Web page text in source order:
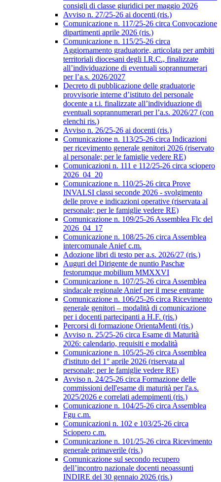
consigli di classe giuridici per maggio 2026
Avviso n. 27/25-26 ai docenti (ris.)
Comunicazione n. 117/25-26 circa Convocazione
dipartimenti aprile 2026 (ris.)
Comunicazione n. 115/25-26 circa
Aggiornamento graduatorie, articolata per ambiti
territoriali diocesani degli I.R.C., finalizzate
all’individuazione di eventuali soprannumerari
per l’a.s. 2026/2027
Decreto di pubblicazione delle graduatorie
provvisorie interne d’istituto del personale
docente a t.i. finalizzate all’individuazione di
eventuali soprannumerari per l’a.s. 2026/27 (con
elenchi ris.)
Avviso n. 26/25-26 ai docenti (ris.)
Comunicazione n. 113/25-26 circa Indicazioni
per ricevimento generale genitori 2026 (riservato
al personale; per le famiglie vedere RE)
Comunicazioni n. 111 e 112/25-26 circa sciopero
2026_04_20
Comunicazione n. 110/25-26 circa Prove
INVALSI classi seconde 2026 - svolgimento
delle prove e indicazioni operative (riservata al
personale; per le famiglie vedere RE)
Comunicazione n. 109/25-26 Assemblea Flc del
2026_04_17
Comunicazione n. 108/25-26 circa Assemblea
intercomunale Anief c.m.
Adozione libri di testo per a.s. 2026/27 (ris.)
Auguri del Dirigente de nuntio Paschæ
festorumque mobilium MMXXVI
Comunicazione n. 107/25-26 circa Assemblea
sindacale regionale Anief per il mese entrante
Comunicazione n. 106/25-26 circa Ricevimento
generale genitori – modalità di comunicazione
per i docenti partecipanti a H.F. (ris.)
Percorsi di formazione OrientaMenti (ris.)
Avviso n. 25/25-26 circa Esame di Maturità
2026: calendario, requisiti e modalità
Comunicazione n. 105/25-26 circa Assemblea
d'istituto del 1° aprile 2026 (riservata al
personale; per le famiglie vedere RE)
Avviso n. 24/25-26 circa Formazione delle
commissioni dell'esame di maturità per l'a.s.
2025/2026 e correlati adempimenti (ris.)
Comunicazione n. 104/25-26 circa Assemblea
Fgu c.m.
Comunicazioni n. 102 e 103/25-26 circa
Sciopero c.m.
Comunicazione n. 101/25-26 circa Ricevimento
generale primaverile (ris.)
Comunicazione sul secondo recupero
dell’incontro nazionale docenti neoassunti
INDIRE del 30 gennaio 2026 (ris.)